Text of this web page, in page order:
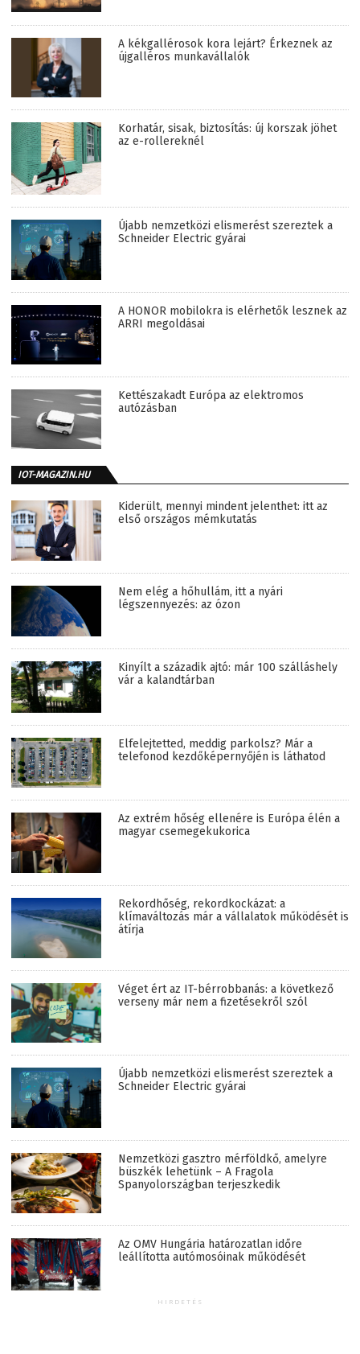
A kékgallérosok kora lejárt? Érkeznek az
újgalléros munkavállalók
Korhatár, sisak, biztosítás: új korszak jöhet
az e-rollereknél
Újabb nemzetközi elismerést szereztek a
Schneider Electric gyárai
A HONOR mobilokra is elérhetők lesznek az
ARRI megoldásai
Kettészakadt Európa az elektromos
autózásban
IOT-MAGAZIN.HU
Kiderült, mennyi mindent jelenthet: itt az
első országos mémkutatás
Nem elég a hőhullám, itt a nyári
légszennyezés: az ózon
Kinyílt a századik ajtó: már 100 szálláshely
vár a kalandtárban
Elfelejtetted, meddig parkolsz? Már a
telefonod kezdőképernyőjén is láthatod
Az extrém hőség ellenére is Európa élén a
magyar csemegekukorica
Rekordhőség, rekordkockázat: a
klímaváltozás már a vállalatok működését is
átírja
Véget ért az IT-bérrobbanás: a következő
verseny már nem a fizetésekről szól
Újabb nemzetközi elismerést szereztek a
Schneider Electric gyárai
Nemzetközi gasztro mérföldkő, amelyre
büszkék lehetünk – A Fragola
Spanyolországban terjeszkedik
Az OMV Hungária határozatlan időre
leállította autómosóinak működését
HIRDETÉS